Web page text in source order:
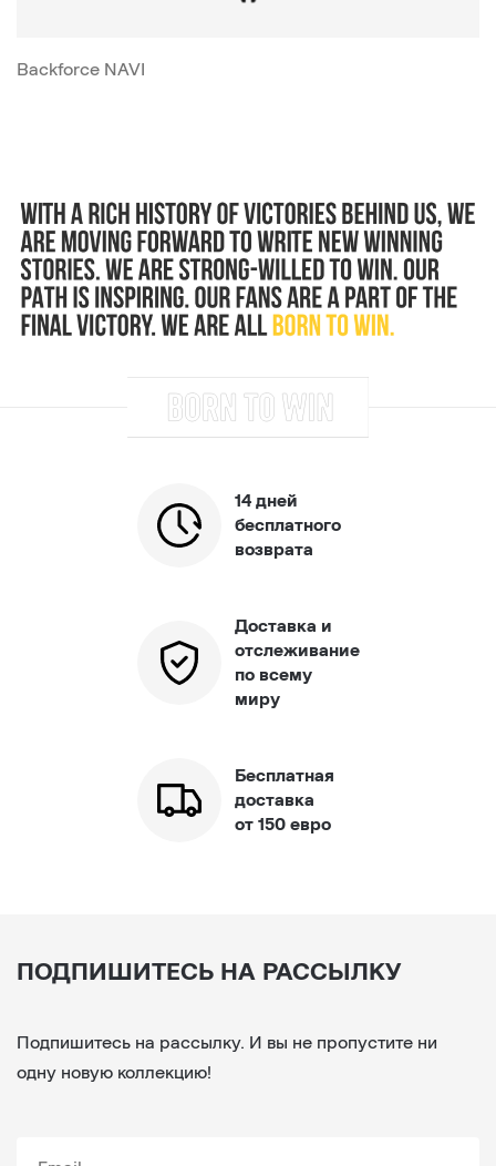
Backforce NAVI
14 дней
бесплатного
возврата
Доставка и
отслеживание
по всему
миру
Бесплатная
доставка
от 150 евро
ПОДПИШИТЕСЬ НА РАССЫЛКУ
Подпишитесь на рассылку. И вы не пропустите ни
одну новую коллекцию!